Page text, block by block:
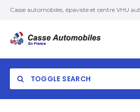
Casse automobiles, épaviste et centre VHU
TOGGLE SEARCH